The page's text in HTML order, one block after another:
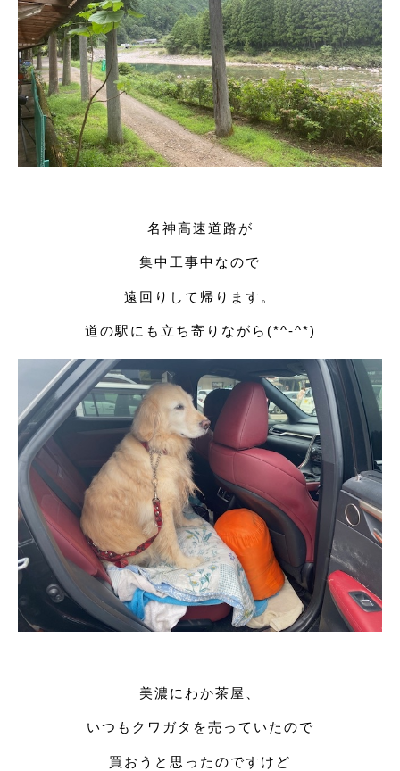
名神高速道路が
集中工事中なので
遠回りして帰ります。
道の駅にも立ち寄りながら(*^-^*)
美濃にわか茶屋、
いつもクワガタを売っていたので
買おうと思ったのですけど